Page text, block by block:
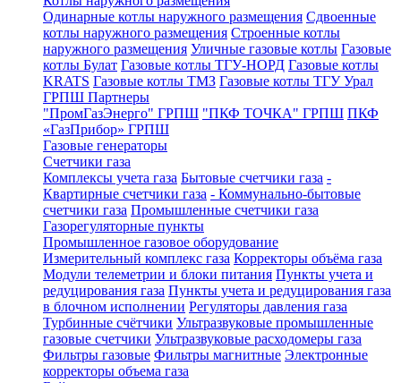
Одинарные котлы наружного размещения Сдвоенные
котлы наружного размещения Строенные котлы
наружного размещения Уличные газовые котлы Газовые
котлы Булат Газовые котлы ТГУ-НОРД Газовые котлы
KRATS Газовые котлы ТМЗ Газовые котлы ТГУ Урал
ГРПШ Партнеры
"ПромГазЭнерго" ГРПШ "ПКФ ТОЧКА" ГРПШ ПКФ
«ГазПрибор» ГРПШ
Газовые генераторы
Счетчики газа
Комплексы учета газа Бытовые счетчики газа -
Квартирные счетчики газа - Коммунально-бытовые
счетчики газа Промышленные счетчики газа
Газорегуляторные пункты
Промышленное газовое оборудование
Измерительный комплекс газа Корректоры объёма газа
Модули телеметрии и блоки питания Пункты учета и
редуцирования газа Пункты учета и редуцирования газа
в блочном исполнении Регуляторы давления газа
Турбинные счётчики Ультразвуковые промышленные
газовые счетчики Ультразвуковые расходомеры газа
Фильтры газовые Фильтры магнитные Электронные
корректоры объема газа